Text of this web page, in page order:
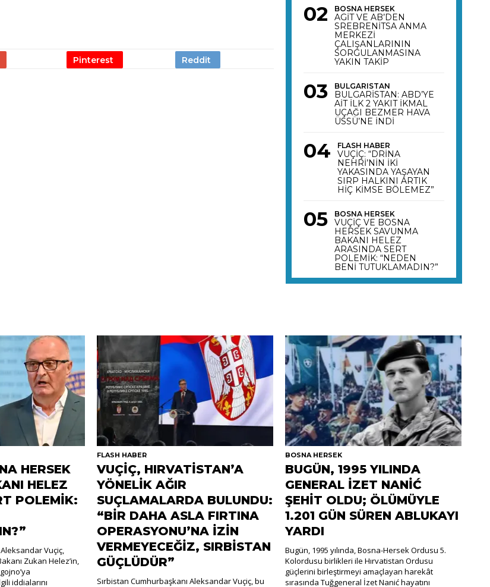
BOSNA HERSEK
AGİT VE AB’DEN
SREBRENİTSA ANMA
MERKEZİ
ÇALIŞANLARININ
SORGULANMASINA
YAKIN TAKİP
BULGARISTAN
BULGARİSTAN: ABD’YE
AİT İLK 2 YAKIT İKMAL
UÇAĞI BEZMER HAVA
ÜSSÜ’NE İNDİ
FLASH HABER
VUÇİÇ: “DRİNA
NEHRİ’NİN İKİ
YAKASINDA YAŞAYAN
SIRP HALKINI ARTIK
HİÇ KİMSE BÖLEMEZ”
BOSNA HERSEK
VUÇİÇ VE BOSNA
HERSEK SAVUNMA
BAKANI HELEZ
ARASINDA SERT
POLEMİK: “NEDEN
BENİ TUTUKLAMADIN?”
HERSEK
HELEZ
POLEMİK:
Vuçiç,
Zukan Helez’in,
iddialarını
FLASH HABER
VUÇİÇ, HIRVATİSTAN’A
YÖNELİK AĞIR
SUÇLAMALARDA BULUNDU:
“BİR DAHA ASLA FIRTINA
OPERASYONU’NA İZİN
VERMEYECEĞİZ, SIRBİSTAN
GÜÇLÜDÜR”
Sırbistan Cumhurbaşkanı Aleksandar Vuçiç, bu
BOSNA HERSEK
BUGÜN, 1995 YILINDA
GENERAL İZET NANİĆ
ŞEHİT OLDU; ÖLÜMÜYLE
1.201 GÜN SÜREN ABLUKAYI
YARDI
Bugün, 1995 yılında, Bosna-Hersek Ordusu 5.
Kolordusu birlikleri ile Hırvatistan Ordusu
güçlerini birleştirmeyi amaçlayan harekât
sırasında Tuğgeneral İzet Nanić hayatını